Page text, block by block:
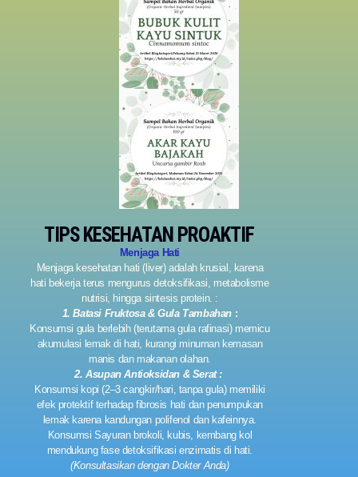
TIPS KESEHATAN PROAKTIF
Menjaga Hati
Menjaga kesehatan hati (liver) adalah krusial, karena
hati bekerja terus mengurus detoksifikasi, metabolisme
nutrisi, hingga sintesis protein. :
1. Batasi Fruktosa & Gula Tambahan :
Konsumsi gula berlebih (terutama gula rafinasi) memicu
akumulasi lemak di hati, kurangi minuman kemasan
manis dan makanan olahan.
2. Asupan Antioksidan & Serat :
Konsumsi kopi (2–3 cangkir/hari, tanpa gula) memiliki
efek protektif terhadap fibrosis hati dan penumpukan
lemak karena kandungan polifenol dan kafeinnya.
Konsumsi Sayuran brokoli, kubis, kembang kol
mendukung fase detoksifikasi enzimatis di hati.
(Konsultasikan dengan Dokter Anda)